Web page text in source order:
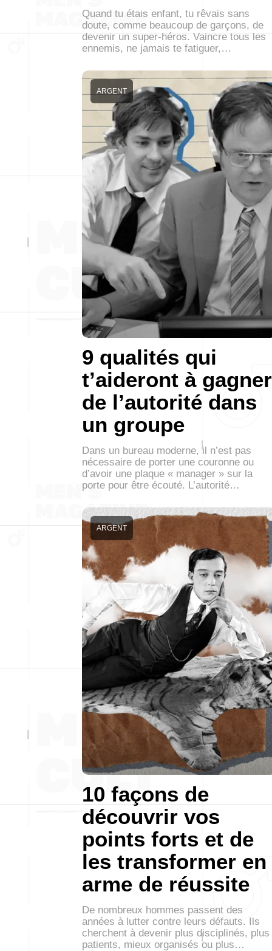
Quand tu étais enfant, tu rêvais sans
doute, comme beaucoup de garçons, de
devenir un super-héros. Vaincre tous les
ennemis, ne jamais te fatiguer,…
9 qualités qui
t’aideront à gagner
de l’autorité dans
un groupe
ARGENT
Dans un bureau moderne, il n’est pas
nécessaire de porter une couronne ou
d’avoir une plaque « manager » sur la
porte pour être écouté. L’autorité…
10 façons de
découvrir vos
points forts et de
les transformer en
arme de réussite
ARGENT
De nombreux hommes passent des
années à lutter contre leurs défauts. Ils
cherchent à devenir plus disciplinés, plus
patients, mieux organisés ou plus…